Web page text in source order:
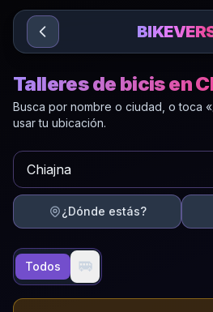
Sari la conținut
Talleres de bicis en
Busca por nombre o ciudad, o toca
usar tu ubicación.
¿Dónde estás?
Todos 🚐